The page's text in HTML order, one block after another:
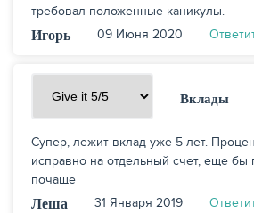
требовал положенные каникулы.
Игорь
09 Июня 2020
Вклады
Супер, лежит вклад уже 5 лет.
исправно на отдельный счет, еще бы
почаще
Леша
31 Января 2019